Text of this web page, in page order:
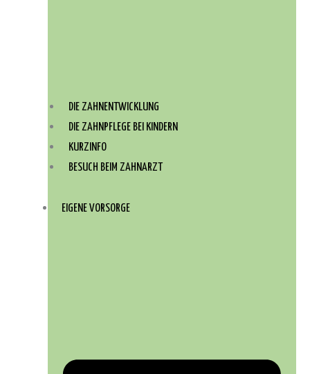
DIE ZAHNENTWICKLUNG
DIE ZAHNPFLEGE BEI KINDERN
KURZINFO
BESUCH BEIM ZAHNARZT
EIGENE VORSORGE